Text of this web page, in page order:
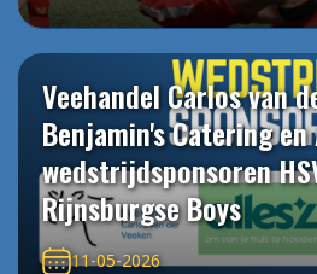
Veehandel Carlos van
Benjamin's Catering
wedstrijdsponsoren
Rijnsburgse Boys
11-05-2026